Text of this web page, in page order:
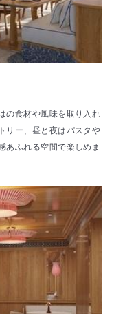
の食材や風味を取り入れ
リー、昼と夜はパスタや
あふれる空間で楽しめま